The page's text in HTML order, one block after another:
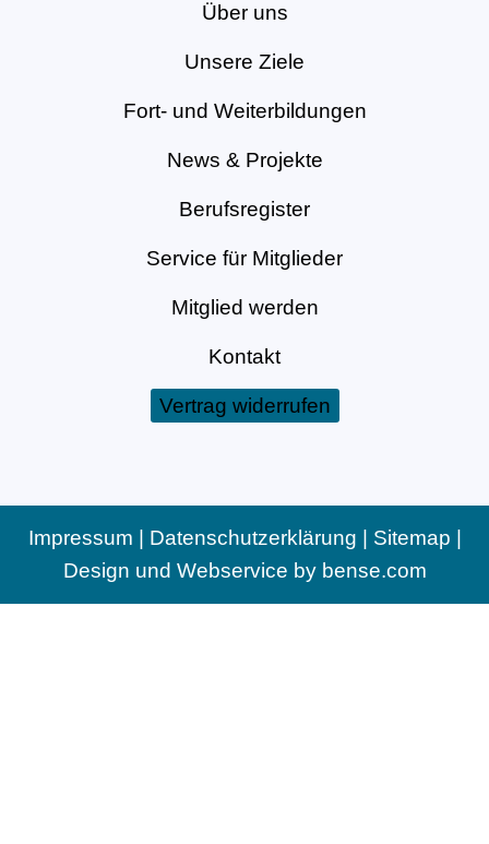
Über uns
Unsere Ziele
Fort- und Weiterbildungen
News & Projekte
Berufsregister
Service für Mitglieder
Mitglied werden
Kontakt
Vertrag widerrufen
Impressum Datenschutzerklärung Sitemap
Design und Webservice by bense.com